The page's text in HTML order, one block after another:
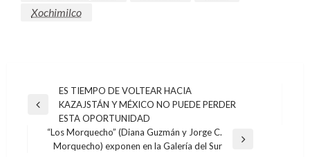
Xochimilco
Navegación
de
entradas
Entrada
anterior
ES TIEMPO DE VOLTEAR HACIA
KAZAJSTÁN Y MÉXICO NO PUEDE PERDER
ESTA OPORTUNIDAD
Entrada
“Los Morquecho” (Diana Guzmán y Jorge C.
Morquecho) exponen en la Galería del Sur